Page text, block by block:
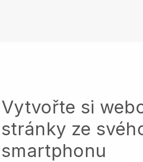
Vytvořte si
stránky ze
smartphonu